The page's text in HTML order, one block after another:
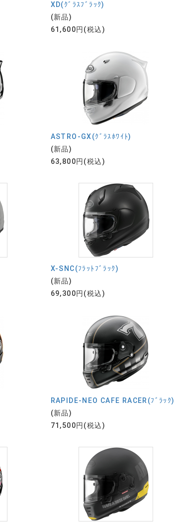
XD(ｸﾞﾗｽﾌﾞﾗｯｸ)
(新品)
61,600円(税込)
ASTRO-GX(ｸﾞﾗｽﾎﾜｲﾄ)
(新品)
63,800円(税込)
X-SNC(ﾌﾗｯﾄﾌﾞﾗｯｸ)
(新品)
69,300円(税込)
RAPIDE-NEO CAFE RACER(ﾌﾞﾗｯｸ)
(新品)
71,500円(税込)